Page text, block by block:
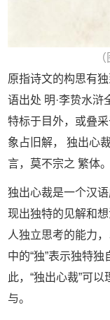
原指诗文的构思有
语出处 明·李贽水浒
特标于目外，或叠
象占旧解， 独出心
言，莫不宗之 繁体。
独出心裁是一个汉
现出独特的见解和
人独立思考的能力
中的“独”表示独特独
此，“独出心裁”可
与。